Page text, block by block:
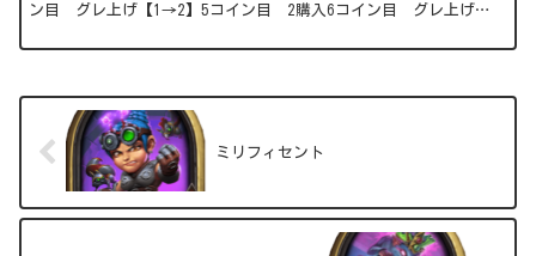
ン目 グレ上げ【1→2】5コイン目 2購入6コイン目 グレ上げ
ミリフィセント